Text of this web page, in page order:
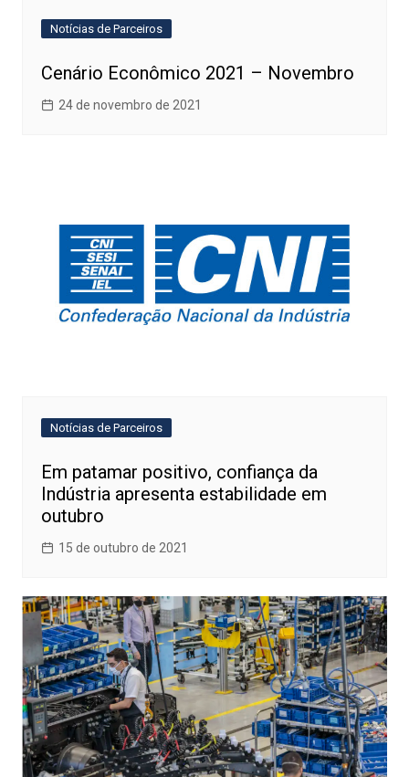
Notícias de Parceiros
Cenário Econômico 2021 – Novembro
24 de novembro de 2021
Notícias de Parceiros
Em patamar positivo, confiança da
Indústria apresenta estabilidade em
outubro
15 de outubro de 2021